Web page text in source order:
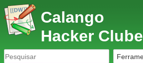
Calango
Hacker Clube